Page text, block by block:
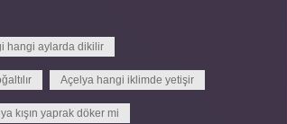
hangi aylarda dikilir
Açelya hangi iklimde yetişir
kışın yaprak döker mi